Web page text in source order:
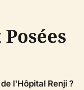
l'Hôpital Renji ?